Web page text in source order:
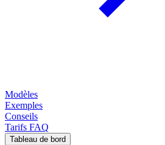
Modèles
Exemples
Conseils
Tarifs FAQ
Tableau de bord